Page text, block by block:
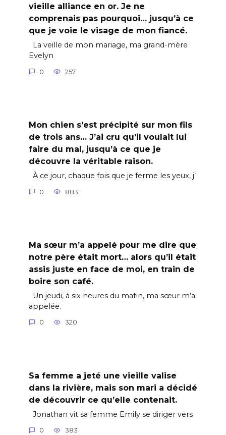
vieille alliance en or. Je ne
comprenais pas pourquoi… jusqu’à ce
que je voie le visage de mon fiancé.
La veille de mon mariage, ma grand-mère
Evelyn
0 257
Mon chien s’est précipité sur mon fils
de trois ans… J’ai cru qu’il voulait lui
faire du mal, jusqu’à ce que je
découvre la véritable raison.
À ce jour, chaque fois que je ferme les yeux, j’
0 883
Ma sœur m’a appelé pour me dire que
notre père était mort… alors qu’il était
assis juste en face de moi, en train de
boire son café.
Un jeudi, à six heures du matin, ma sœur m’a
appelée.
0 320
Sa femme a jeté une vieille valise
dans la rivière, mais son mari a décidé
de découvrir ce qu’elle contenait.
Jonathan vit sa femme Emily se diriger vers
0 383